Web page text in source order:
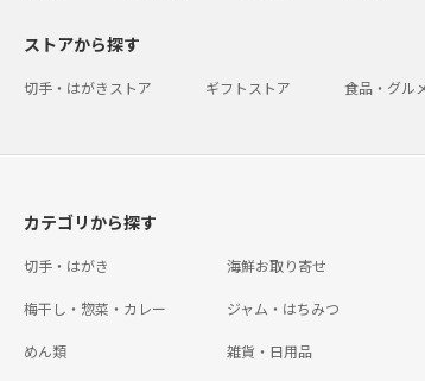
ストアから探す
切手・はがきストア ギフトストア 食品・グル
カテゴリから探す
切手・はがき 海鮮お取り寄せ
梅干し・惣菜・カレー ジャム・はちみつ
めん類 雑貨・日用品